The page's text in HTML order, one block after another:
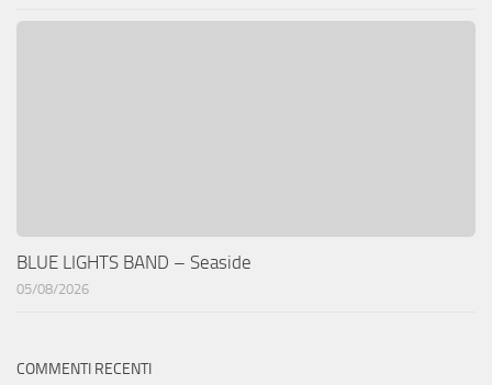
BLUE LIGHTS BAND – Seaside
05/08/2026
COMMENTI RECENTI